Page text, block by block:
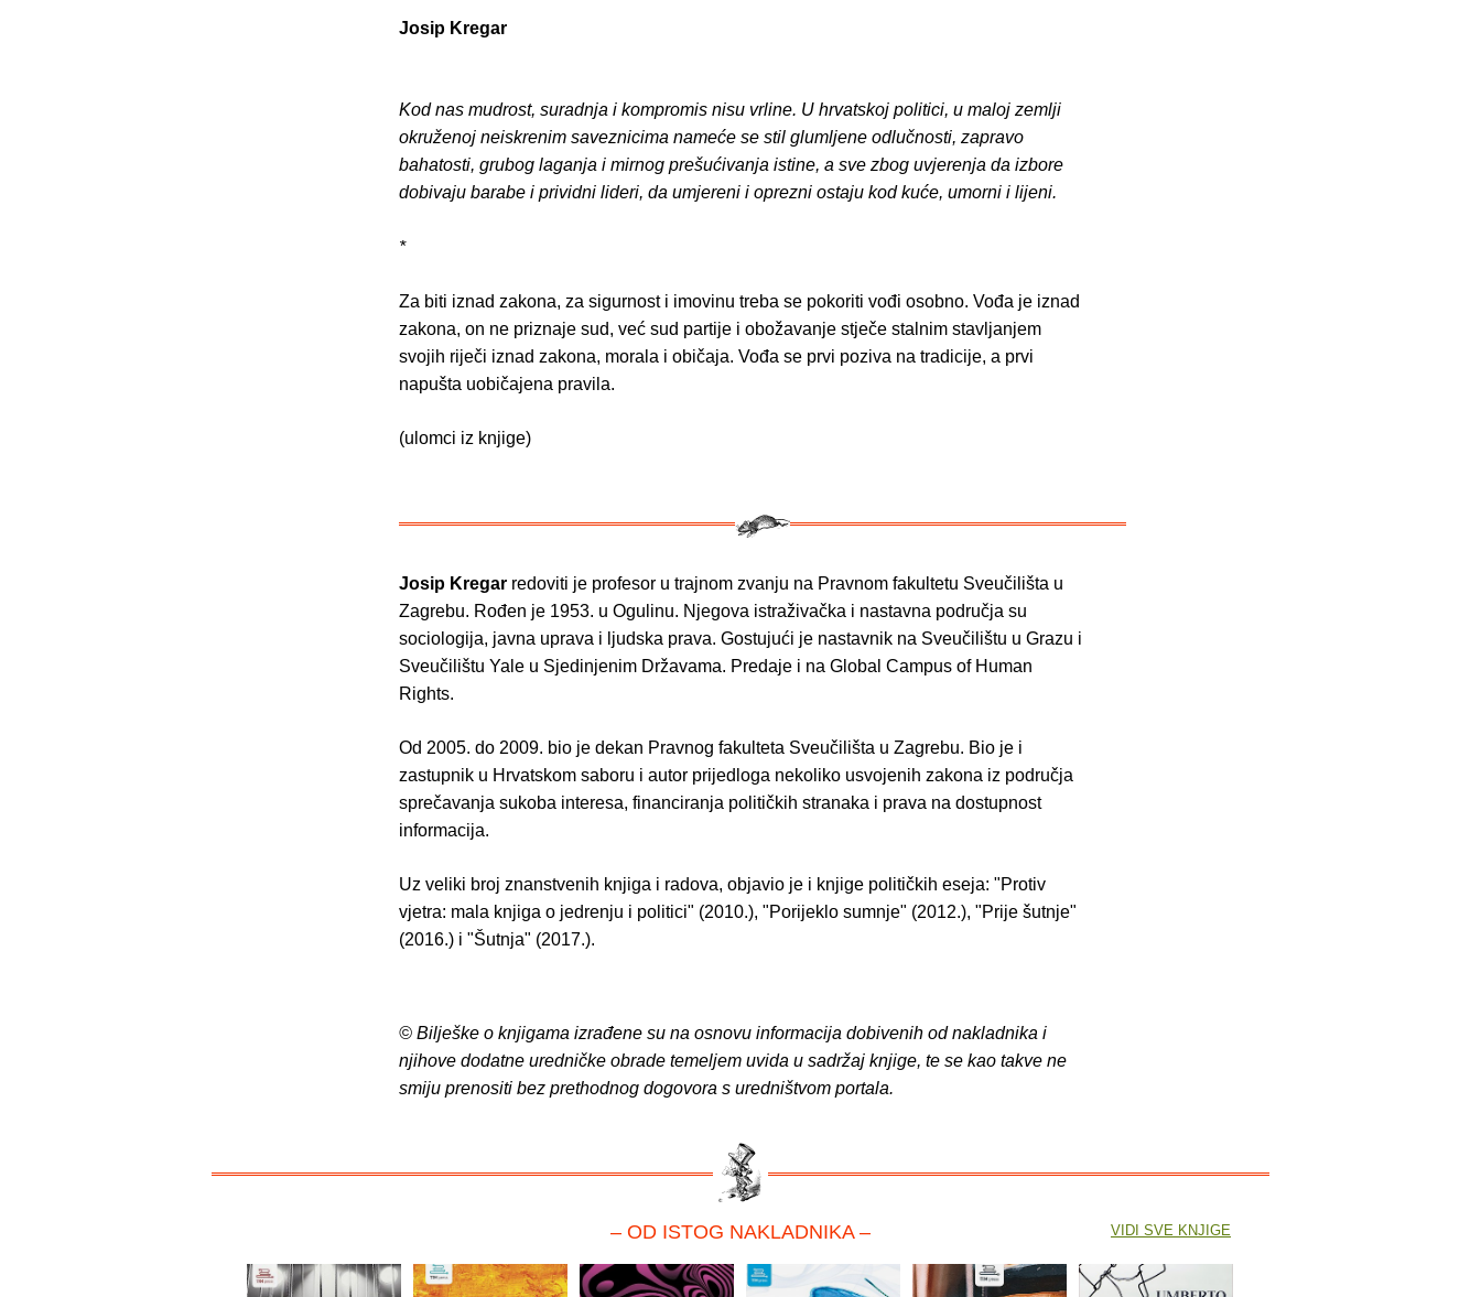
Josip Kregar
Kod nas mudrost, suradnja i kompromis nisu vrline. U hrvatskoj politici, u maloj zemlji
okruženoj neiskrenim saveznicima nameće se stil glumljene odlučnosti, zapravo
bahatosti, grubog laganja i mirnog prešućivanja istine, a sve zbog uvjerenja da izbore
dobivaju barabe i prividni lideri, da umjereni i oprezni ostaju kod kuće, umorni i lijeni.
*
Za biti iznad zakona, za sigurnost i imovinu treba se pokoriti vođi osobno. Vođa je iznad
zakona, on ne priznaje sud, već sud partije i obožavanje stječe stalnim stavljanjem
svojih riječi iznad zakona, morala i običaja. Vođa se prvi poziva na tradicije, a prvi
napušta uobičajena pravila.
(ulomci iz knjige)
Josip Kregar redoviti je profesor u trajnom zvanju na Pravnom fakultetu Sveučilišta u
Zagrebu. Rođen je 1953. u Ogulinu. Njegova istraživačka i nastavna područja su
sociologija, javna uprava i ljudska prava. Gostujući je nastavnik na Sveučilištu u Grazu i
Sveučilištu Yale u Sjedinjenim Državama. Predaje i na Global Campus of Human
Rights.
Od 2005. do 2009. bio je dekan Pravnog fakulteta Sveučilišta u Zagrebu. Bio je i
zastupnik u Hrvatskom saboru i autor prijedloga nekoliko usvojenih zakona iz područja
sprečavanja sukoba interesa, financiranja političkih stranaka i prava na dostupnost
informacija.
Uz veliki broj znanstvenih knjiga i radova, objavio je i knjige političkih eseja: "Protiv
vjetra: mala knjiga o jedrenju i politici" (2010.), "Porijeklo sumnje" (2012.), "Prije šutnje"
(2016.) i "Šutnja" (2017.).
© Bilješke o knjigama izrađene su na osnovu informacija dobivenih od nakladnika i
njihove dodatne uredničke obrade temeljem uvida u sadržaj knjige, te se kao takve ne
smiju prenositi bez prethodnog dogovora s uredništvom portala.
– OD ISTOG NAKLADNIKA – VIDI SVE KNJIGE